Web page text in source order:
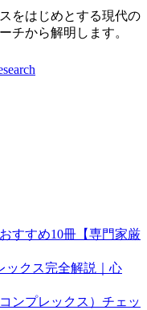
をはじめとする現代の
チから解明します。
すすめ10冊【専門家厳
ックス完全解説｜心
ンプレックス）チェッ